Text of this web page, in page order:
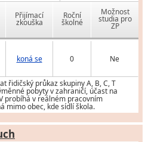
Přijímací
zkouška
Roční
školné
Možnost
studia pro
ZP
koná se 0 Ne
řidičský průkaz skupiny A, B, C, T
pobyty v zahraničí, účast na
probíhá v reálném pracovním
mimo obec, kde sídlí škola.